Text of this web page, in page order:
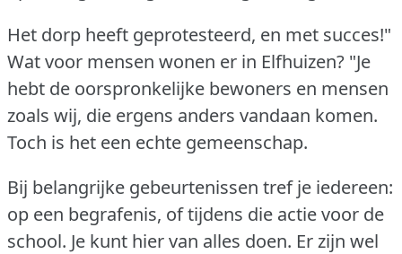
Het dorp heeft geprotesteerd, en met succes!"
Wat voor mensen wonen er in Elfhuizen? "Je
hebt de oorspronkelijke bewoners en mensen
zoals wij, die ergens anders vandaan komen.
Toch is het een echte gemeenschap.
Bij belangrijke gebeurtenissen tref je iedereen:
op een begrafenis, of tijdens die actie voor de
school. Je kunt hier van alles doen. Er zijn wel